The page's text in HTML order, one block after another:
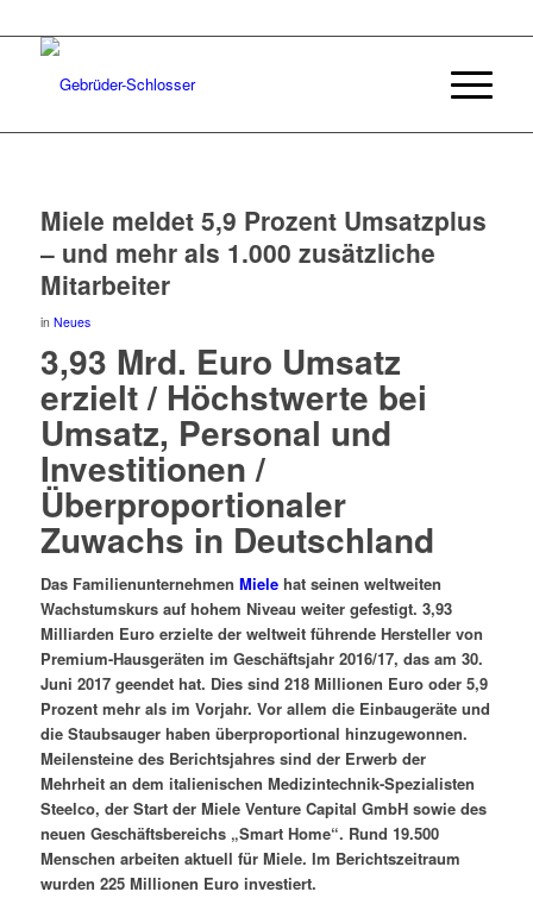
Miele meldet 5,9 Prozent Umsatzplus
– und mehr als 1.000 zusätzliche
Mitarbeiter
in Neues
3,93 Mrd. Euro Umsatz
erzielt / Höchstwerte bei
Umsatz, Personal und
Investitionen /
Überproportionaler
Zuwachs in Deutschland
Das Familienunternehmen Mielehat seinen weltweiten
Wachstumskurs auf hohem Niveau weiter gefestigt. 3,93
Milliarden Euro erzielte der weltweit führende Hersteller von
Premium-Hausgeräten im Geschäftsjahr 2016/17, das am 30.
Juni 2017 geendet hat. Dies sind 218 Millionen Euro oder 5,9
Prozent mehr als im Vorjahr. Vor allem die Einbaugeräte und
die Staubsauger haben überproportional hinzugewonnen.
Meilensteine des Berichtsjahres sind der Erwerb der
Mehrheit an dem italienischen Medizintechnik-Spezialisten
Steelco, der Start der Miele Venture Capital GmbH sowie des
neuen Geschäftsbereichs „Smart Home“. Rund 19.500
Menschen arbeiten aktuell für Miele. Im Berichtszeitraum
wurden 225 Millionen Euro investiert.